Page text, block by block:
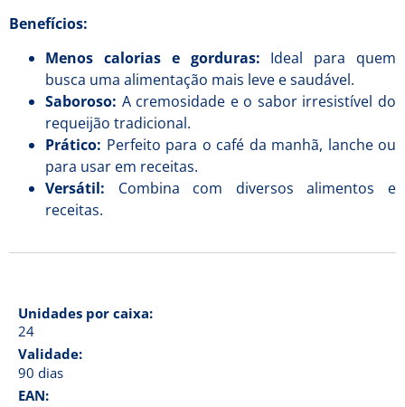
Benefícios:
Menos calorias e gorduras: Ideal para quem
busca uma alimentação mais leve e saudável.
Saboroso: A cremosidade e o sabor irresistível do
requeijão tradicional.
Prático: Perfeito para o café da manhã, lanche ou
para usar em receitas.
Versátil: Combina com diversos alimentos e
receitas.
Unidades por caixa:
24
Validade:
90 dias
EAN: